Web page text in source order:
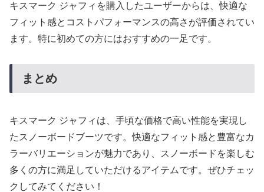
キスマーク ジャフィを購入したユーザーからは、快適な
フィット感とコストパフォーマンスの高さが評価されてい
ます。特に初めての方にはおすすめの一足です。
まとめ
キスマーク ジャフィは、手頃な価格で高い性能を実現し
たスノーボードブーツです。快適なフィット感と豊富なカ
ラーバリエーションが魅力であり、スノーボードを楽しむ
多くの方に満足していただけるアイテムです。ぜひチェッ
クしてみてください！